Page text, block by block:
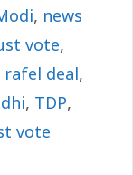
, news
vote,
rafel deal,
, TDP,
vote